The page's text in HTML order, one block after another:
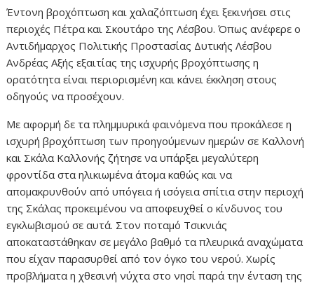
Έντονη βροχόπτωση και χαλαζόπτωση έχει ξεκινήσει στις
περιοχές Πέτρα και Σκουτάρο της Λέσβου. Όπως ανέφερε ο
Αντιδήμαρχος Πολιτικής Προστασίας Δυτικής Λέσβου
Ανδρέας Αξής εξαιτίας της ισχυρής βροχόπτωσης η
ορατότητα είναι περιορισμένη και κάνει έκκληση στους
οδηγούς να προσέχουν.
Με αφορμή δε τα πλημμυρικά φαινόμενα που προκάλεσε η
ισχυρή βροχόπτωση των προηγούμενων ημερών σε Καλλονή
και Σκάλα Καλλονής ζήτησε να υπάρξει μεγαλύτερη
φροντίδα στα ηλικιωμένα άτομα καθώς και να
απομακρυνθούν από υπόγεια ή ισόγεια σπίτια στην περιοχή
της Σκάλας προκειμένου να αποφευχθεί ο κίνδυνος του
εγκλωβισμού σε αυτά. Στον ποταμό Τσικνιάς
αποκαταστάθηκαν σε μεγάλο βαθμό τα πλευρικά αναχώματα
που είχαν παρασυρθεί από τον όγκο του νερού. Χωρίς
προβλήματα η χθεσινή νύχτα στο νησί παρά την ένταση της